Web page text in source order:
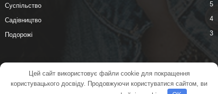
Суспільство 5
Садівництво 4
Подорожі 3
RidNews Автогід АвтоКлуб
АвтоКвест
Цей сайт використовує файли cookie для покращення
користувацького досвіду. Продовжуючи користуватися сайтом, ви